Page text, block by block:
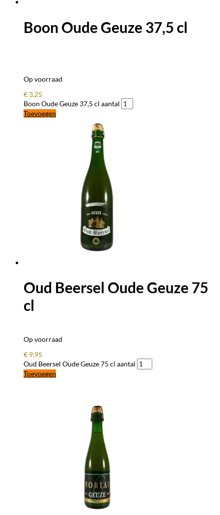
Boon Oude Geuze 37,5 cl
Op voorraad
€ 3,25
Boon Oude Geuze 37,5 cl aantal
Toevoegen
Oud Beersel Oude Geuze 75
cl
Op voorraad
€ 9,95
Oud Beersel Oude Geuze 75 cl aantal
Toevoegen